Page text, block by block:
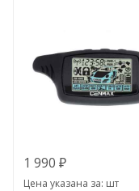
1 990 ₽
Цена указана за: шт